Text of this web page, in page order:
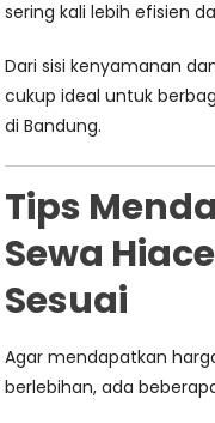
sering kali lebih efisien
Dari sisi kenyamanan
cukup ideal untuk
di Bandung.
Tips
Sewa
Sesuai
Agar mendapatkan
berlebihan, ada